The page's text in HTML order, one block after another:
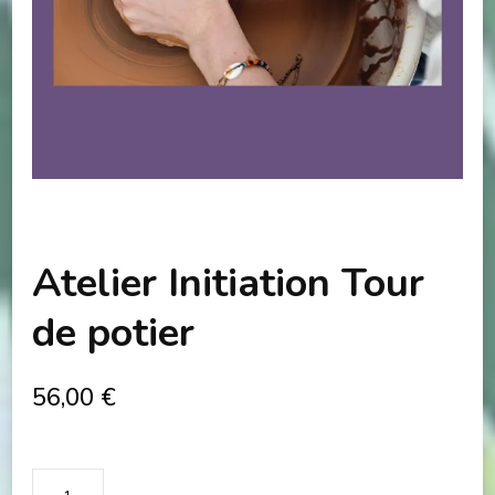
Atelier Initiation Tour
de potier
56,00 €
quantité